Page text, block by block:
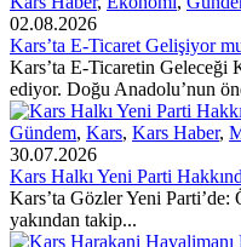
02.08.2026
Kars’ta E-Ticaret Gelişiyor
Kars’ta E-Ticaretin Geleceği
ediyor. Doğu Anadolu’nun
Gündem, Kars, Kars Haber,
30.07.2026
Kars Halkı Yeni Parti
Kars’ta Gözler Yeni
yakından takip...